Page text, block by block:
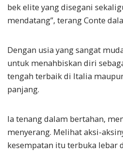
bek elite yang disegani
mendatang”, terang Conte
Dengan usia yang sangat
untuk menahbiskan diri
tengah terbaik di Italia
panjang.
Ia tenang dalam bertahan,
menyerang. Melihat aksi-
kesempatan itu terbuka lebar